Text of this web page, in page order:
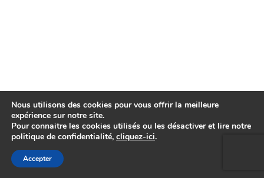
Nous utilisons des cookies pour vous offrir la meilleure
expérience sur notre site.
Pour connaitre les cookies utilisés ou les désactiver et lire notre
politique de confidentialité, cliquez-ici.
Accepter